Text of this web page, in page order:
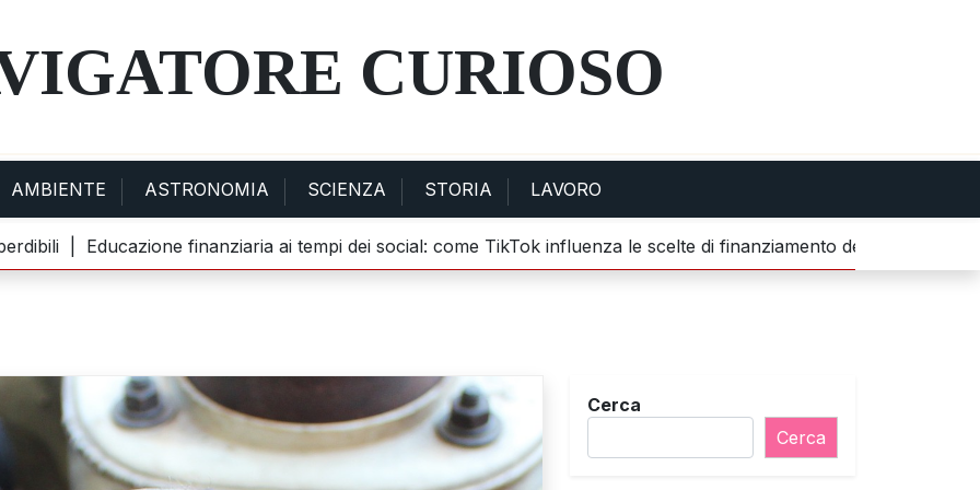
CURIOSO
AMBIENTE ASTRONOMIA SCIENZA STORIA LAVORO
|Educazione finanziaria ai tempi dei social: come TikTok influenza le scelte di finanziamento dei giovani |
Cerca
Cerca